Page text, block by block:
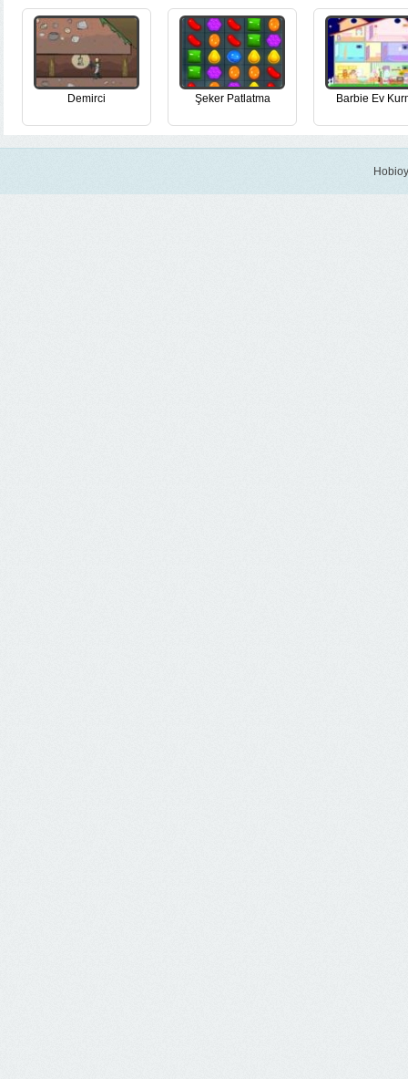
Demirci Şeker Patlatma Barbie Ev